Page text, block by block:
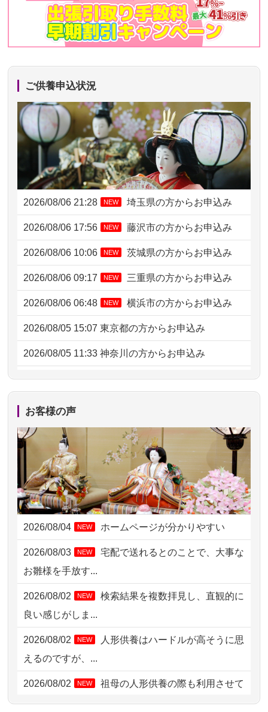
ご供養申込状況
2026/08/06 21:28 NEW 埼玉県の方からお申込み
2026/08/06 17:56 NEW 藤沢市の方からお申込み
2026/08/06 10:06 NEW 茨城県の方からお申込み
2026/08/06 09:17 NEW 三重県の方からお申込み
2026/08/06 06:48 NEW 横浜市の方からお申込み
2026/08/05 15:07 東京都の方からお申込み
2026/08/05 11:33 神奈川の方からお申込み
2026/08/04 17:34 西亀有の方からお申込み
2026/08/04 15:40
2026/08/04 14:04 東京都の方からお申込み
2026/08/04 00:38 中野区の方からお申込み
2026/08/03 21:17 愛知県の方からお申込み
2026/08/02 18:47 虎ノ門の方からお申込み
2026/08/02 11:15 千葉県の方からお申込み
2026/08/02 10:39 神奈川の方からお申込み
2026/08/01 19:28 東京都の方からお申込み
2026/08/01 17:10
2026/08/01 11:07 さいたの方からお申込み
2026/07/31 17:28 栃木県の方からお申込み
お客様の声
2026/08/04 NEW ホームページが分かりやすい
2026/08/03 NEW
宅配で送れるとのことで、大事な
お雛様を手放す...
2026/08/02 NEW
検索結果を複数拝見し、直観的に
良い感じがしま...
2026/08/02 NEW
人形供養はハードルが高そうに思
えるのですが、...
2026/08/02 NEW
祖母の人形供養の際も利用させて
いただき安心感がある